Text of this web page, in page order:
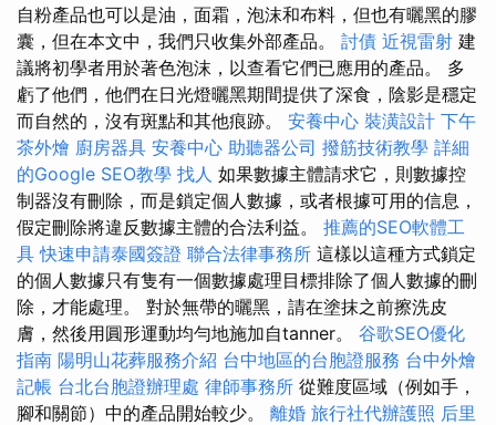
自粉產品也可以是油，面霜，泡沫和布料，但也有曬黑的膠
囊，但在本文中，我們只收集外部產品。 討債 近視雷射 建
議將初學者用於著色泡沫，以查看它們已應用的產品。 多
虧了他們，他們在日光燈曬黑期間提供了深食，陰影是穩定
而自然的，沒有斑點和其他痕跡。 安養中心 裝潢設計 下午
茶外燴 廚房器具 安養中心 助聽器公司 撥筋技術教學 詳細
的Google SEO教學 找人 如果數據主體請求它，則數據控
制器沒有刪除，而是鎖定個人數據，或者根據可用的信息，
假定刪除將違反數據主體的合法利益。 推薦的SEO軟體工
具 快速申請泰國簽證 聯合法律事務所 這樣以這種方式鎖定
的個人數據只有隻有一個數據處理目標排除了個人數據的刪
除，才能處理。 對於無帶的曬黑，請在塗抹之前擦洗皮
膚，然後用圓形運動均勻地施加自tanner。 谷歌SEO優化
指南 陽明山花葬服務介紹 台中地區的台胞證服務 台中外燴
記帳 台北台胞證辦理處 律師事務所 從難度區域（例如手，
腳和關節）中的產品開始較少。 離婚 旅行社代辦護照 后里